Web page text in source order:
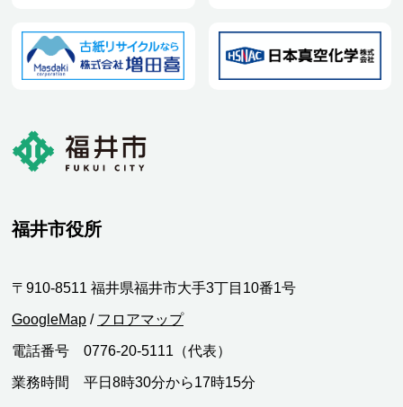
福井市役所
〒910-8511 福井県福井市大手3丁目10番1号
GoogleMap / フロアマップ
電話番号 0776-20-5111（代表）
業務時間 平日8時30分から17時15分